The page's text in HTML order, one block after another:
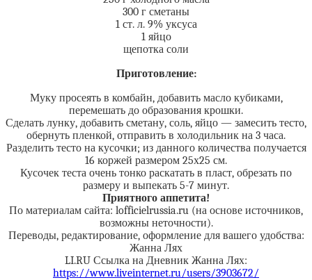
300 г сметаны
1 ст. л. 9% уксуса
1 яйцо
щепотка соли
Приготовление:
Муку просеять в комбайн, добавить масло кубиками,
перемешать до образования крошки.
Сделать лунку, добавить сметану, соль, яйцо — замесить тесто,
обернуть пленкой, отправить в холодильник на 3 часа.
Разделить тесто на кусочки; из данного количества получается
16 коржей размером 25х25 см.
Кусочек теста очень тонко раскатать в пласт, обрезать по
размеру и выпекать 5-7 минут.
Приятного аппетита!
По материалам сайта: lofficielrussia.ru (на основе источников,
возможны неточности).
Переводы, редактирование, оформление для вашего удобства:
Жанна Лях
LI.RU Ссылка на Дневник Жанна Лях:
https://www.liveinternet.ru/users/3903672/